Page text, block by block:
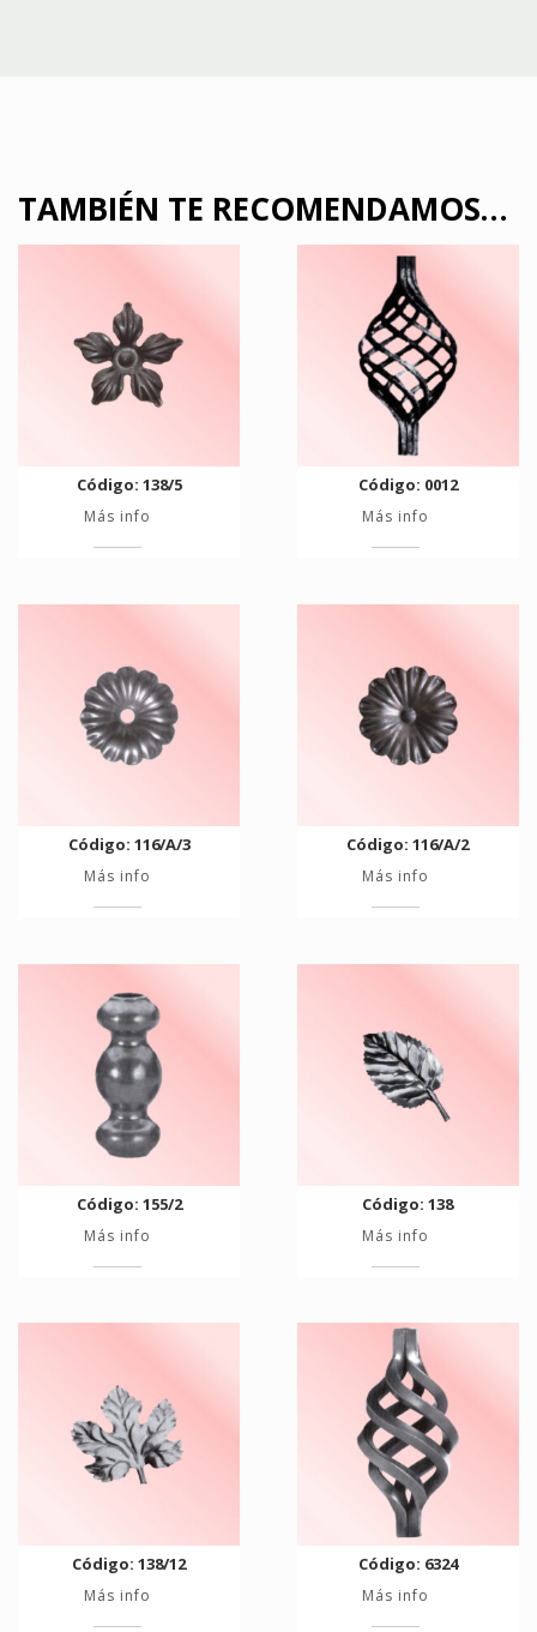
TAMBIÉN TE RECOMENDAMOS…
Código: 138/5
Más info
Código: 0012
Más info
Código: 116/A/3
Más info
Código: 116/A/2
Más info
Código: 155/2
Más info
Código: 138
Más info
Código: 138/12
Más info
Código: 6324
Más info